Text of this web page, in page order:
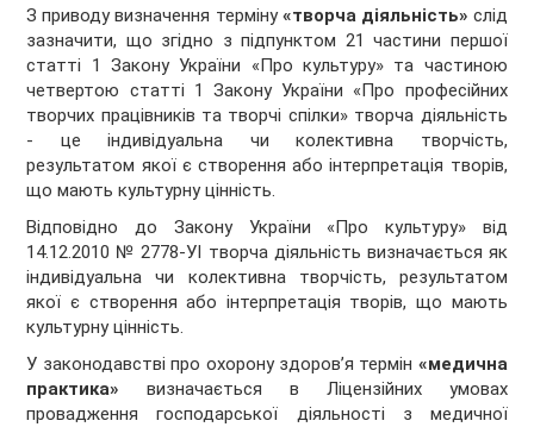
З приводу визначення терміну«творча діяльність» слід
зазначити, що згідно з підпунктом 21 частини першої
статті 1 Закону України «Про культуру» та частиною
четвертою статті 1 Закону України «Про професійних
творчих працівників та творчі спілки» творча діяльність
- це індивідуальна чи колективна творчість,
результатом якої є створення або інтерпретація творів,
що мають культурну цінність.
Відповідно до Закону України «Про культуру» від
14.12.2010 № 2778-УІ творча діяльність визначається як
індивідуальна чи колективна творчість, результатом
якої є створення або інтерпретація творів, що мають
культурну цінність.
У законодавстві про охорону здоров’я термін «медична
практика» визначається в Ліцензійних умовах
провадження господарської діяльності з медичної